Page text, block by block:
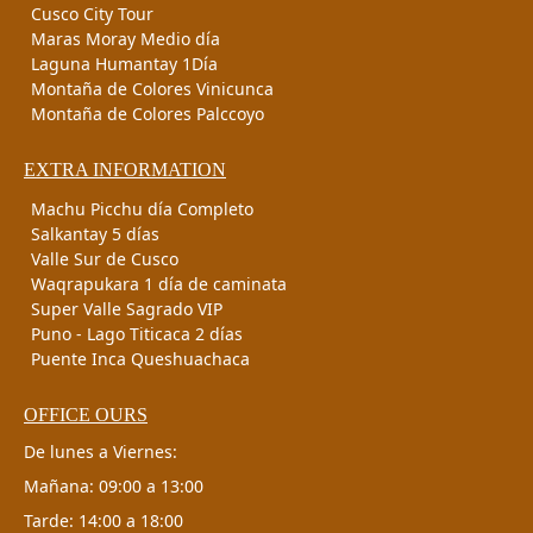
Cusco City Tour
Maras Moray Medio día
Laguna Humantay 1Día
Montaña de Colores Vinicunca
Montaña de Colores Palccoyo
EXTRA INFORMATION
Machu Picchu día Completo
Salkantay 5 días
Valle Sur de Cusco
Waqrapukara 1 día de caminata
Super Valle Sagrado VIP
Puno - Lago Titicaca 2 días
Puente Inca Queshuachaca
OFFICE OURS
De lunes a Viernes:
Mañana: 09:00 a 13:00
Tarde: 14:00 a 18:00